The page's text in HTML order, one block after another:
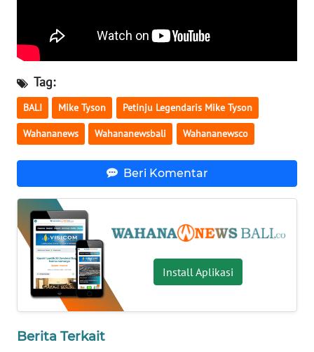
Tag:
BALI Mike Tyson Petinju Legendaris Mike Tyson
Wahananews Wahananewsbali Wahananewsco
Beri Komentar
Install Aplikasi
Berita Terkait
KALTENG
KALTARA
WN
KALSEL
KALTIM
WN
SULSEL
WN
GORONTALO
WN
SULUT